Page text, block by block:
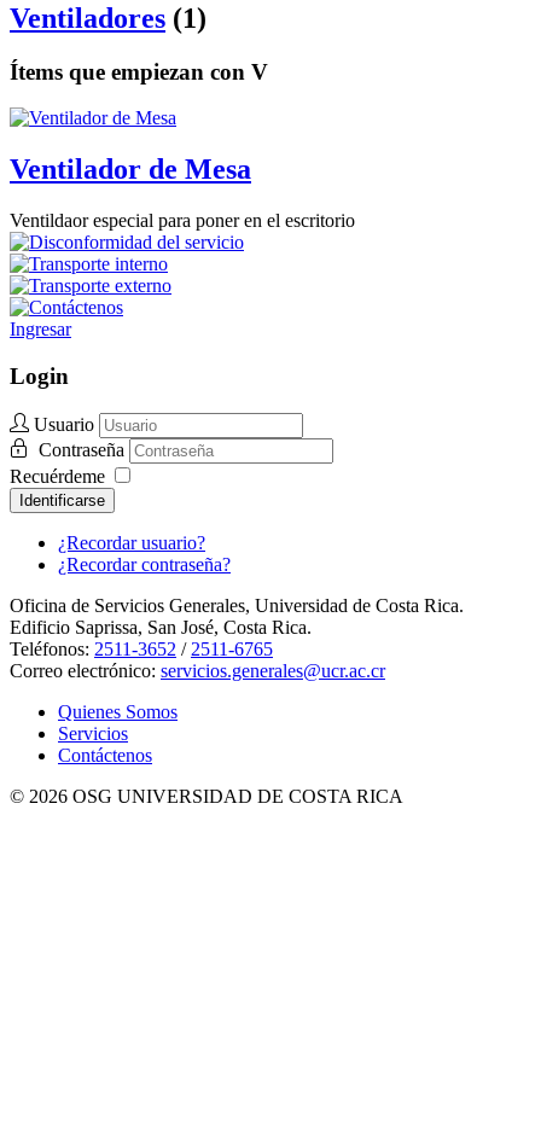
Ventiladores (1)
Ítems que empiezan con V
Ventilador de Mesa
Ventildaor especial para poner en el escritorio
Ingresar
Login
Usuario
Contraseña
Recuérdeme
Identificarse
¿Recordar usuario?
¿Recordar contraseña?
Oficina de Servicios Generales, Universidad de Costa Rica.
Edificio Saprissa, San José, Costa Rica.
Teléfonos: 2511-3652 / 2511-6765
Correo electrónico: servicios.generales@ucr.ac.cr
Quienes Somos
Servicios
Contáctenos
© 2026 OSG UNIVERSIDAD DE COSTA RICA